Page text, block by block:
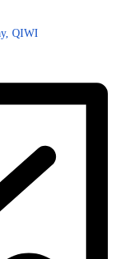
QIWI